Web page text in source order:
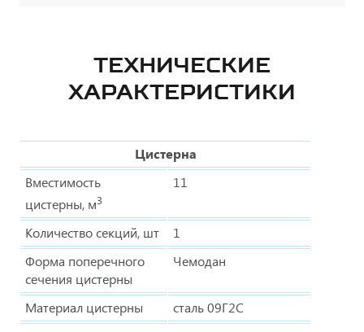
ТЕХНИЧЕСКИЕ
ХАРАКТЕРИСТИКИ
Цистерна
Вместимость
цистерны, м3
11
Количество секций, шт
1
Форма поперечного
сечения цистерны
Чемодан
Материал цистерны
сталь 09Г2С